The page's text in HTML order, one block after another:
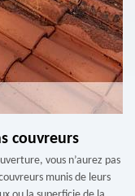
couvreurs
vous n’aurez pas
munis de leurs